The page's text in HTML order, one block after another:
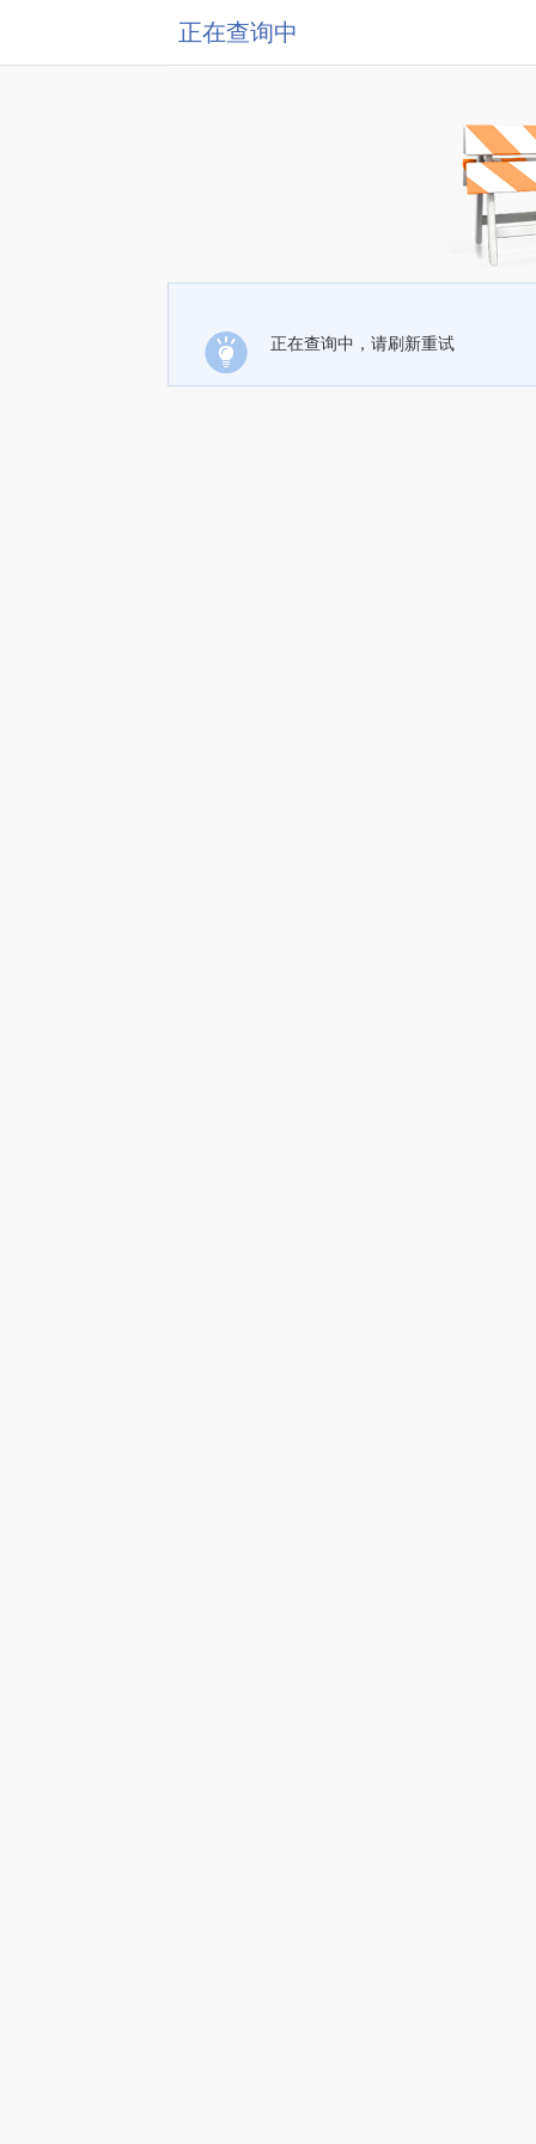
正在查询中
正在查询中，请刷新重试